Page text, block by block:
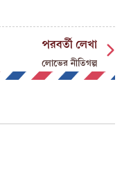
পরবর্তী লেখা
লোভের নীতিগল্প